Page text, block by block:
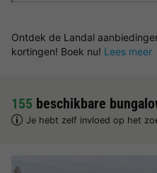
Ontdek de Landal
kortingen! Boek nu! Lees meer
155 beschikbare
Je hebt zelf invloed op het